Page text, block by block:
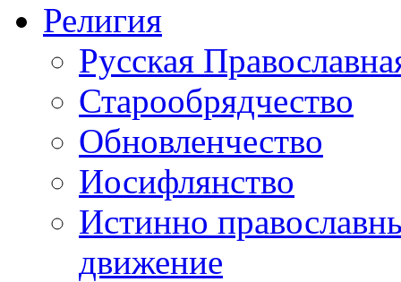
Религия
Русская
Старообрядчество
Обновленчество
Иосифлянство
Истинно
движение